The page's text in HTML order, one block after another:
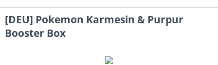
[DEU] Pokemon Karmesin & Purpur
Booster Box